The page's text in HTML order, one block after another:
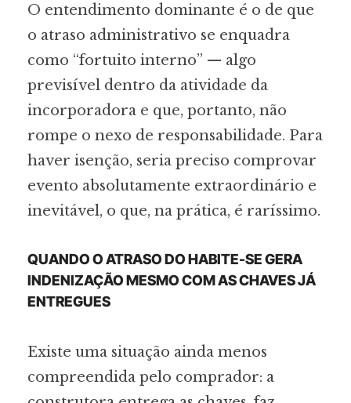
O entendimento dominante é o de que
o atraso administrativo se enquadra
como “fortuito interno” — algo
previsível dentro da atividade da
incorporadora e que, portanto, não
rompe o nexo de responsabilidade. Para
haver isenção, seria preciso comprovar
evento absolutamente extraordinário e
inevitável, o que, na prática, é raríssimo.
QUANDO O ATRASO DO HABITE-SE GERA
INDENIZAÇÃO MESMO COM AS CHAVES JÁ
ENTREGUES
Existe uma situação ainda menos
compreendida pelo comprador: a